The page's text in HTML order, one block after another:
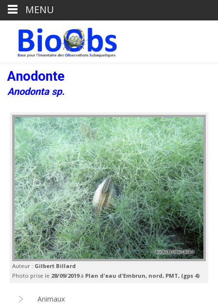
Anodonte
Anodonta sp.
Auteur : Gilbert Billard
Photo prise le 28/09/2019à Plan d'eau d'Embrun, nord, PMT, (gps 4)
Animaux
MENU